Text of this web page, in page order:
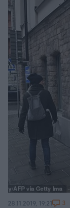
28.11.2019, 19:21 3